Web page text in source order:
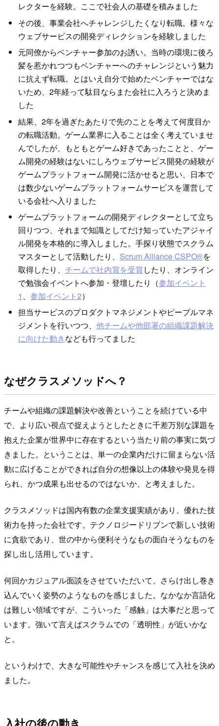
レクターを経験。ここで社会人の基礎を積みました
その後、事業会社へチャレンジしたくなり転職。様々な
ウェブサービスの開発ディレクションを経験しました
元同僚からベンチャー参加のお誘い。当時の環境に後ろ
髪を惹かれつつもベンチャーへのチャレンジという魅力
に抗えず転職。とはいえ自分で始めたベンチャーではな
いため、2年経って駄目ならまた会社に入ろうと決めま
した
結果、2年を過ぎたあたりで先のことを考えて何度目か
の転職活動。ゲーム業界に入ることは全く考えていませ
んでしたが、もともとゲーム好きであったことと、ゲー
ム開発の経験はないにしろウェブサービス開発の経験が
ゲームプラットフォーム開発に活かせると思い、日本で
は数少ないゲームプラットフォームサービスを運営して
いる会社へ入りました
ゲームプラットフォームの開発ディレクターとして立ち
回りつつ、それまで知識としてだけ知っていたアジャイ
ル開発を本格的に導入しました。手探り状態でスクラム
マスターとして活動したり、 Scrum Alliance CSPO®を
取得したり、 チームで社内賞を受賞したり、オンライン
で勉強会イベントへ参加・登壇したり（参加イベント
1 、 参加イベント2）
担当サービスのプロダクトマネジメントやピープルマネ
ジメントを行いつつ、 他チームや他部署の組織課題解決
に向けた動きなども行ってました
なぜクラスメソッドへ？
チームや組織の課題解決や改善ということを続けている中
で、より広い視点で捉えようとしたときに千差万別な課題を
抱えた企業が世界中に存在するという当たり前の事実に気づ
きました。ということは、単一の企業内だけに留まらない活
動に広げることができれば自分の想像以上の体験や発見を得
られ、かつ成果も出せるのではないか、と考えました。
クラスメソッドは国内有数の企業支援実績があり、優れた技
術力を持った会社です。テクノロジードリブンで新しい技術
に貪欲であり、世の中から便利そうなもの面白そうなものを
探し出し活用しています。
何回かカジュアル面談をさせていただいて、さらけ出し巻き
込んでいく姿勢のようなものを感じました。なかなか言語化
は難しい領域ですが、こういった「感触」は大事だと思って
います。強いて言えばスクラムでの「透明性」が近いかな
と。
というわけで、大きな可能性やチャンスを感じて入社を決め
ました。